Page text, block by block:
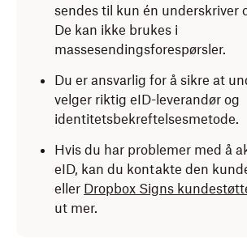
sendes til kun én underskriver
De kan ikke brukes i
massesendingsforespørsler.
Du er ansvarlig for å sikre at
velger riktig eID-leverandør og
identitetsbekreftelsesmetode.
Hvis du har problemer med å
eID, kan du kontakte den
eller Dropbox Signs
ut mer.